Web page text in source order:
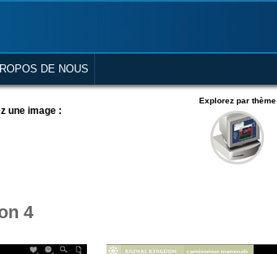
DE NOUS
une image :
Explorez par thème
4